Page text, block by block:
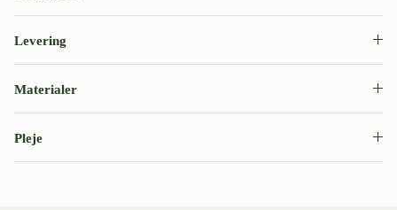
Levering
Materialer
Pleje